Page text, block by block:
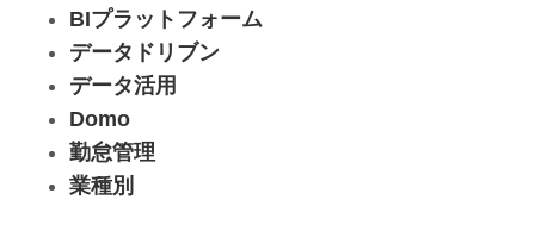
BIプラットフォーム
データドリブン
データ活用
Domo
勤怠管理
業種別